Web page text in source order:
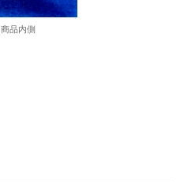
商品内側